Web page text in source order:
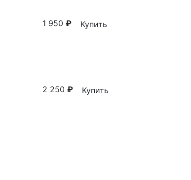
1 950₽ Купить
2 250₽ Купить